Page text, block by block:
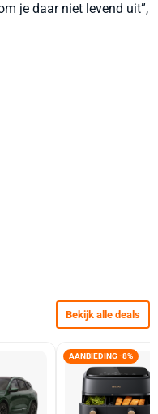
je daar niet levend uit”,
Bekijk alle deals
AANBIEDING -8%